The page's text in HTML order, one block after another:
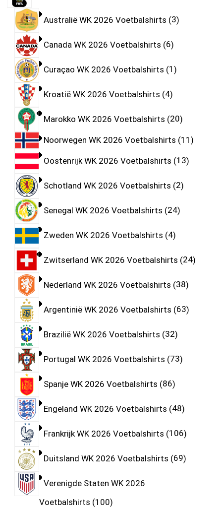
Australië WK 2026 Voetbalshirts 3
Canada WK 2026 Voetbalshirts 6
Curaçao WK 2026 Voetbalshirts 1
Kroatië WK 2026 Voetbalshirts 4
Marokko WK 2026 Voetbalshirts 20
Noorwegen WK 2026 Voetbalshirts 11
Oostenrijk WK 2026 Voetbalshirts 13
Schotland WK 2026 Voetbalshirts 2
Senegal WK 2026 Voetbalshirts 24
Zweden WK 2026 Voetbalshirts 4
Zwitserland WK 2026 Voetbalshirts 24
Nederland WK 2026 Voetbalshirts 38
Argentinië WK 2026 Voetbalshirts 63
Brazilië WK 2026 Voetbalshirts 32
Portugal WK 2026 Voetbalshirts 73
Spanje WK 2026 Voetbalshirts 86
Engeland WK 2026 Voetbalshirts 48
Frankrijk WK 2026 Voetbalshirts 106
Duitsland WK 2026 Voetbalshirts 69
Verenigde Staten WK 2026
Voetbalshirts 100